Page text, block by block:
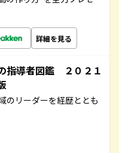
詳細を見る
指導者図鑑 ２０２１
のリーダーを経歴ととも